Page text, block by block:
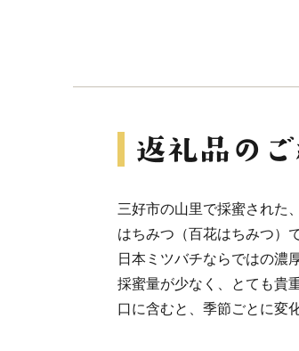
三好市の山里で採蜜された
はちみつ（百花はちみつ）で
日本ミツバチならではの濃
採蜜量が少なく、とても貴
口に含むと、季節ごとに変